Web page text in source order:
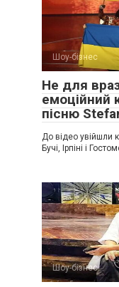
Шоу-бізнес
Не для
емоційний
пісню
До відео увійшли
Бучі, Ірпіні і
Шоу-бізнес